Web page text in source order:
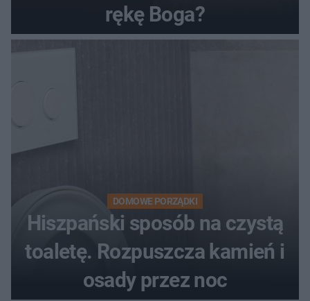
rękę Boga?
DOMOWE PORZĄDKI
Hiszpański sposób na czystą
toaletę. Rozpuszcza kamień i
osady przez noc